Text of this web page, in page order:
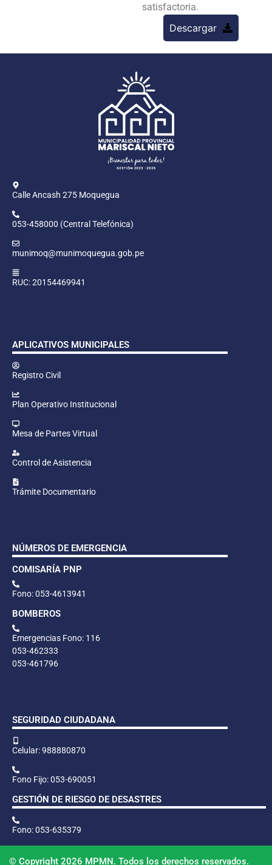
satisfactoria.
Descargar
Calle Ancash 275 Moquegua
053-458000 (Central Telefónica)
munimoq@munimoquegua.gob.pe
RUC: 20154469941
APLICATIVOS MUNICIPALES
Registro Civil
Plan Operativo Institucional
Mesa de Partes Virtual
Control de Asistencia
Trámite Documentario
NÚMEROS DE EMERGENCIA
COMISARÍA PNP
Fono: 053-4613941
BOMBEROS
Emergencias Fono: 116
053-462333
053-461796
SEGURIDAD CIUDADANA
Celular: 988880870
Fono Fijo: 053-690051
GESTIÓN DE RIESGO DE DESASTRES
Fono: 053-635379
© Copyright 2026 MPMN. Todos los derechos reservados.